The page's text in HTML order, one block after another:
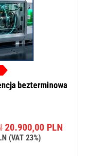
bezterminowa
Pierwotna
cena
20.900,00 PLN
(VAT 23%)